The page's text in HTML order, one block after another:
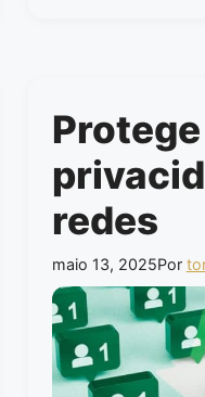
redes
maio 13, 2025Por